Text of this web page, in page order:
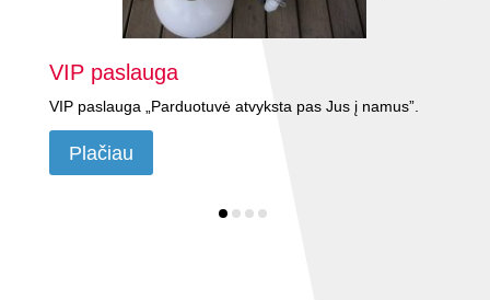
VIP paslauga
VIP paslauga „Parduotuvė atvyksta pas Jus į namus”.
Plačiau